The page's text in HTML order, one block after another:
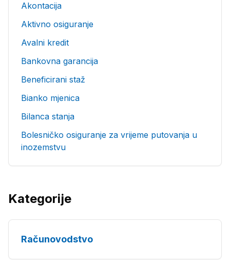
Akontacija
Aktivno osiguranje
Avalni kredit
Bankovna garancija
Beneficirani staž
Bianko mjenica
Bilanca stanja
Bolesničko osiguranje za vrijeme putovanja u
inozemstvu
Kategorije
Računovodstvo